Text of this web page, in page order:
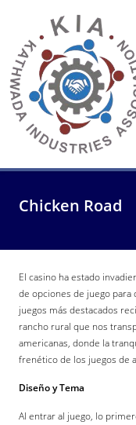
Chicken Road
El casino ha estado
de opciones de juego
juegos más destacados
rancho rural que nos
americanas, donde la
frenético de los juegos de
Diseño y Tema
Al entrar al juego, lo